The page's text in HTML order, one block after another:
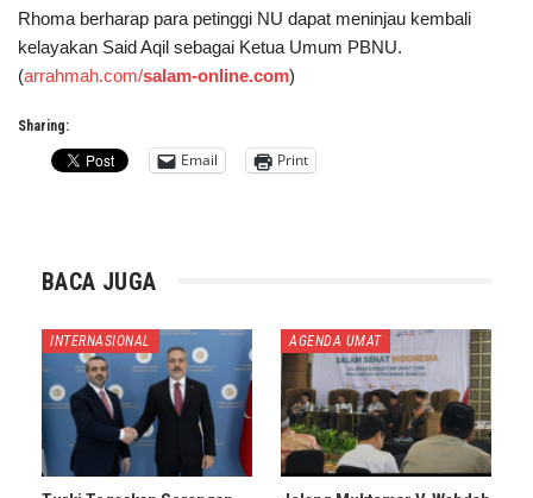
Rhoma berharap para petinggi NU dapat meninjau kembali
kelayakan Said Aqil sebagai Ketua Umum PBNU.
(arrahmah.com/salam-online.com)
Sharing:
Email Print
BACA JUGA
INTERNASIONAL AGENDA UMAT